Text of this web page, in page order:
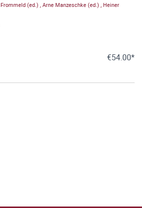
(ed.) Arne Manzeschke (ed.)
Heiner
€54.00*